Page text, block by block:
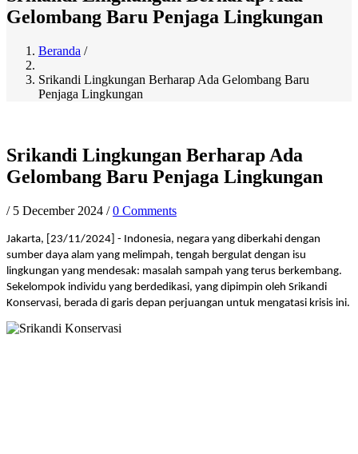
Gelombang Baru Penjaga Lingkungan
Breadcrumb
Beranda /
Srikandi Lingkungan Berharap Ada Gelombang Baru
Penjaga Lingkungan
Srikandi Lingkungan Berharap Ada
Gelombang Baru Penjaga Lingkungan
/ 5 December 2024 /0 Comments
Jakarta, [23/11/2024] - Indonesia, negara yang diberkahi dengan
sumber daya alam yang melimpah, tengah bergulat dengan isu
lingkungan yang mendesak: masalah sampah yang terus berkembang.
Sekelompok individu yang berdedikasi, yang dipimpin oleh Srikandi
Konservasi, berada di garis depan perjuangan untuk mengatasi krisis ini.